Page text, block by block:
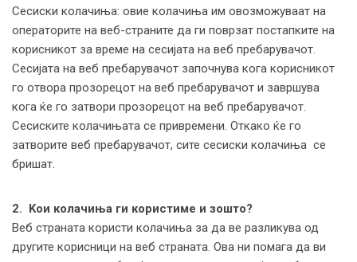
Сесиски колачиња: овие колачиња им овозможуваат на
операторите на веб-страните да ги поврзат постапките на
корисникот за време на сесијата на веб пребарувачот.
Сесијата на веб пребарувачот започнува кога корисникот
го отвора прозорецот на веб пребарувачот и завршува
кога ќе го затвори прозорецот на веб пребарувачот.
Сесиските колачињата се привремени. Откако ќе го
затворите веб пребарувачот, сите сесиски колачиња се
бришат.
2. Koи колачиња ги користиме и зошто?
Веб страната користи колачиња за да ве разликува од
другите корисници на веб страната. Ова ни помага да ви